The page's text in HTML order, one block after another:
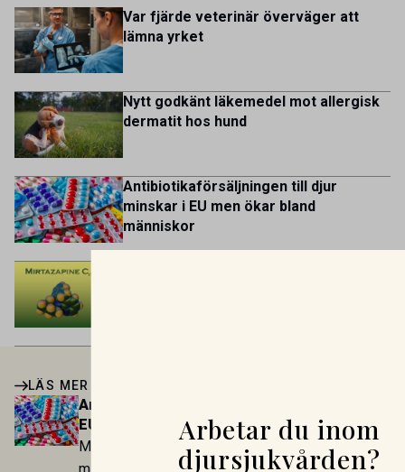
multicultural and diverse work environment. More than
1.800 employees are striving to work together to improve
lives for patients and […]
Var fjärde veterinär överväger att
lämna yrket
Nytt godkänt läkemedel mot allergisk
dermatit hos hund
Antibiotikaförsäljningen till djur
minskar i EU men ökar bland
människor
LÄS MER
Antibiotikaförsäljningen till djur minskar i
EU men ökar bland människor
Medan försäljningen av antibiotika till djur i EU har
Arbetar du inom
djursjukvården?